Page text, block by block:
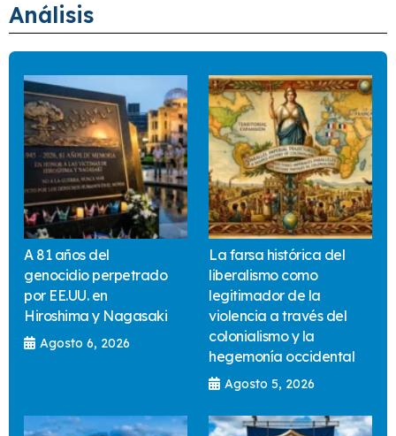
Análisis
A 81 años del
genocidio perpetrado
por EE.UU. en
Hiroshima y Nagasaki
Agosto 6, 2026
La farsa histórica del
liberalismo como
legitimador de la
violencia a través del
colonialismo y la
hegemonía occidental
Agosto 5, 2026